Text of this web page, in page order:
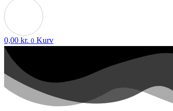
0,00 kr. 0 Kurv